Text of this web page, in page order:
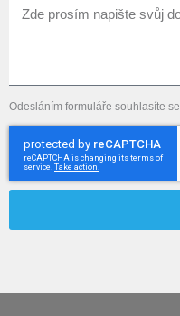
Odesláním formuláře souhlasíte se